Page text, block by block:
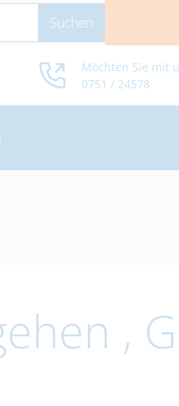
Möchten Sie mit
0751 / 24578
,